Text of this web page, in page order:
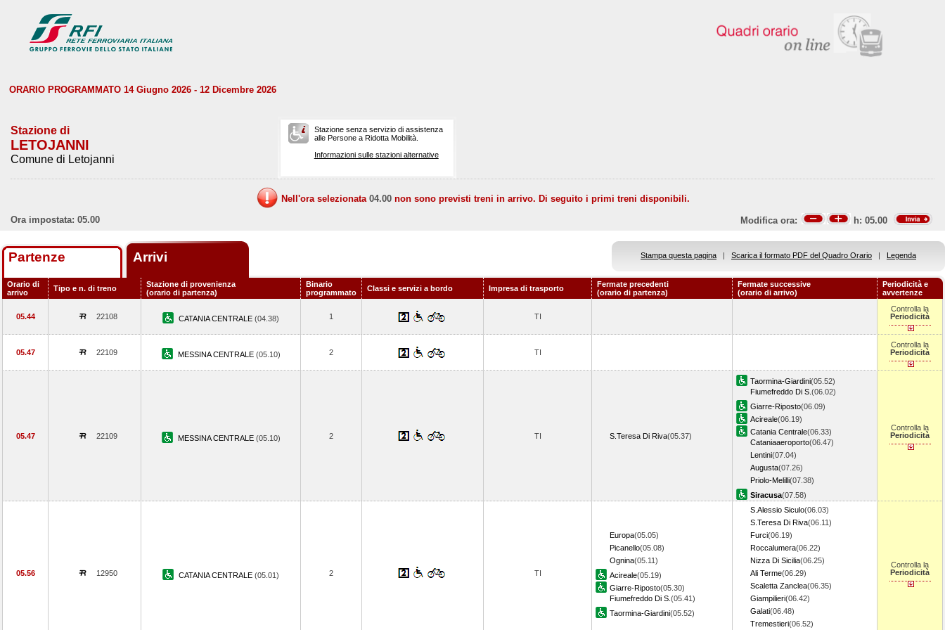
ORARIO PROGRAMMATO 14 Giugno 2026 - 12 Dicembre 2026
Stazione di
LETOJANNI
Comune di Letojanni
Stazione senza servizio di assistenza
alle Persone a Ridotta Mobilità.
Informazioni sulle stazioni alternative
Nell'ora selezionata 04.00 non sono previsti treni in arrivo. Di seguito i primi treni disponibili.
Ora impostata: 05.00
Modifica ora: h: 05.00
Partenze Arrivi Stampa questa pagina | Scarica il formato PDF del Quadro Orario | Legenda
Orario di
arrivo
Tipo e n. di treno
Stazione di provenienza
(orario di partenza)
Binario
programmato
Classi e servizi a bordo Impresa di trasporto
Fermate precedenti
(orario di partenza)
Fermate successive
(orario di arrivo)
Periodicità e
avvertenze
05.44 22108 CATANIA CENTRALE (04.38) 1 TI
Controlla la
Periodicità
05.47 22109 MESSINA CENTRALE (05.10) 2 TI
Controlla la
Periodicità
05.47 22109 MESSINA CENTRALE (05.10) 2 TI S.Teresa Di Riva(05.37)
Taormina-Giardini(05.52)
Fiumefreddo Di S. (06.02)
Giarre-Riposto(06.09)
Acireale(06.19)
Catania Centrale(06.33)
Cataniaaeroporto(06.47)
Lentini(07.04)
Augusta(07.26)
Priolo-Melilli(07.38)
Siracusa(07.58)
Controlla la
Periodicità
05.56 12950 CATANIA CENTRALE (05.01) 2 TI
Europa(05.05)
Picanello(05.08)
Ognina(05.11)
Acireale(05.19)
Giarre-Riposto(05.30)
Fiumefreddo Di S. (05.41)
Taormina-Giardini(05.52)
S.Alessio Siculo(06.03)
S.Teresa Di Riva(06.11)
Furci(06.19)
Roccalumera(06.22)
Nizza Di Sicilia(06.25)
Ali Terme(06.29)
Scaletta Zanclea(06.35)
Giampilieri(06.42)
Galati(06.48)
Tremestieri(06.52)
Controlla la
Periodicità